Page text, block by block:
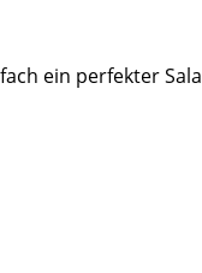
ein perfekter